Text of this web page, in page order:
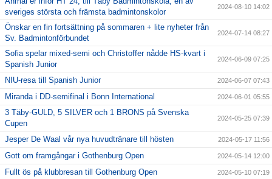
sveriges största och främsta badmintonskolor
2024-08-10 14:02
Önskar en fin fortsättning på sommaren + lite nyheter från
Sv. Badmintonförbundet
2024-07-14 08:27
Sofia spelar mixed-semi och Christoffer nådde HS-kvart i
Spanish Junior
2024-06-09 07:25
NIU-resa till Spanish Junior 2024-06-07 07:43
Miranda i DD-semifinal i Bonn International 2024-06-01 05:55
3 Täby-GULD, 5 SILVER och 1 BRONS på Svenska
Cupen
2024-05-25 07:39
Jesper De Waal vår nya huvudtränare till hösten 2024-05-17 11:56
Gott om framgångar i Gothenburg Open 2024-05-14 12:00
Fullt ös på klubbresan till Gothenburg Open 2024-05-10 07:19